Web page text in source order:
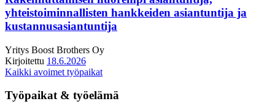
yhteistoiminnallisten hankkeiden asiantuntija ja
kustannusasiantuntija
Yritys Boost Brothers Oy
Kirjoitettu 18.6.2026
Kaikki avoimet työpaikat
Työpaikat & työelämä